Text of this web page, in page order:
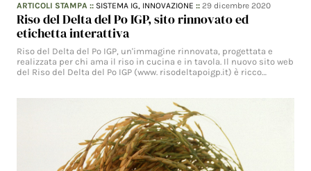
ARTICOLI STAMPA :: SISTEMA IG, INNOVAZIONE ::29 dicembre 2020
Riso del Delta del Po IGP, sito rinnovato ed
etichetta interattiva
Riso del Delta del Po IGP, un'immagine rinnovata, progettata e
realizzata per chi ama il riso in cucina e in tavola. Il nuovo sito web
del Riso del Delta del Po IGP (www. risodeltapoigp.it) è ricco…